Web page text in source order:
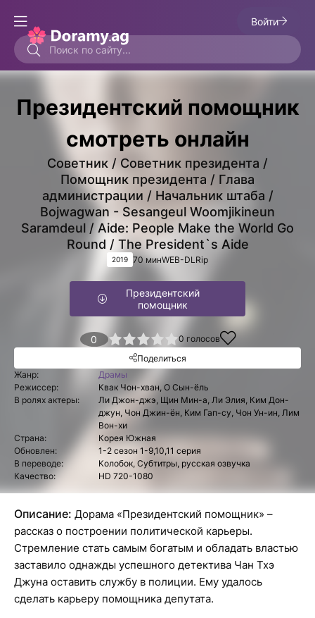
Войти
Президентский помощник
смотреть онлайн
Советник / Советник президента /
Помощник президента / Глава
администрации / Начальник штабa /
Bojwagwan - Sesangeul Woomjikineun
Saramdeul / Aide: People Make the World Go
Round / The President`s Aide
2019 70 минWEB-DLRip
Президентский
помощник
0
4 5 0 голосов
Поделиться
Жанр:
Драмы
Режиссер:
Квак Чон-хван, О Сын-ёль
В ролях актеры:
Ли Джон-джэ, Щин Мин-а, Ли Элия, Ким Дон-
джун, Чон Джин-ён, Ким Гап-су, Чон Ун-ин, Лим
Вон-хи
Страна:
Корея Южная
Обновлен:
1-2 сезон 1-9,10,11 серия
В переводе:
Колобок, Субтитры, русская озвучка
Качество:
HD 720-1080
Описание: Дорама «Президентский помощник» –
рассказ о построении политической карьеры.
Стремление стать самым богатым и обладать властью
заставило однажды успешного детектива Чан Тхэ
Джуна оставить службу в полиции. Ему удалось
сделать карьеру помощника депутата.